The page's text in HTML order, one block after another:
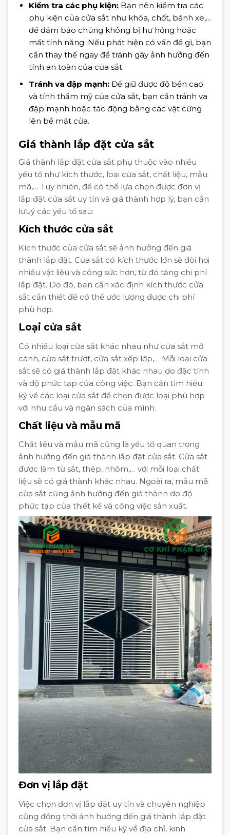
Kiểm tra các phụ kiện:Bạn nên kiểm tra các
phụ kiện của cửa sắt như khóa, chốt, bánh xe,…
để đảm bảo chúng không bị hư hỏng hoặc
mất tính năng. Nếu phát hiện có vấn đề gì, bạn
cần thay thế ngay để tránh gây ảnh hưởng đến
tính an toàn của cửa sắt.
Tránh va đập mạnh:Để giữ được độ bền cao
và tính thẩm mỹ của cửa sắt, bạn cần tránh va
đập mạnh hoặc tác động bằng các vật cứng
lên bề mặt cửa.
Giá thành lắp đặt cửa sắt
Giá thành lắp đặt cửa sắt phụ thuộc vào nhiều
yếu tố như kích thước, loại cửa sắt, chất liệu, mẫu
mã,… Tuy nhiên, để có thể lựa chọn được đơn vị
lắp đặt cửa sắt uy tín và giá thành hợp lý, bạn cần
lưuý các yếu tố sau:
Kích thước cửa sắt
Kích thước của cửa sắt sẽ ảnh hưởng đến giá
thành lắp đặt. Cửa sắt có kích thước lớn sẽ đòi hỏi
nhiều vật liệu và công sức hơn, từ đó tăng chi phí
lắp đặt. Do đó, bạn cần xác định kích thước cửa
sắt cần thiết để có thể ước lượng được chi phí
phù hợp.
Loại cửa sắt
Có nhiều loại cửa sắt khác nhau như cửa sắt mở
cánh, cửa sắt trượt, cửa sắt xếp lớp,… Mỗi loại cửa
sắt sẽ có giá thành lắp đặt khác nhau do đặc tính
và độ phức tạp của công việc. Bạn cần tìm hiểu
kỹ về các loại cửa sắt để chọn được loại phù hợp
với nhu cầu và ngân sách của mình.
Chất liệu và mẫu mã
Chất liệu và mẫu mã cũng là yếu tố quan trọng
ảnh hưởng đến giá thành lắp đặt cửa sắt. Cửa sắt
được làm từ sắt, thép, nhôm,… với mỗi loại chất
liệu sẽ có giá thành khác nhau. Ngoài ra, mẫu mã
cửa sắt cũng ảnh hưởng đến giá thành do độ
phức tạp của thiết kế và công việc sản xuất.
Đơn vị lắp đặt
Việc chọn đơn vị lắp đặt uy tín và chuyên nghiệp
cũng đồng thời ảnh hưởng đến giá thành lắp đặt
cửa sắt. Bạn cần tìm hiểu kỹ về địa chỉ, kinh